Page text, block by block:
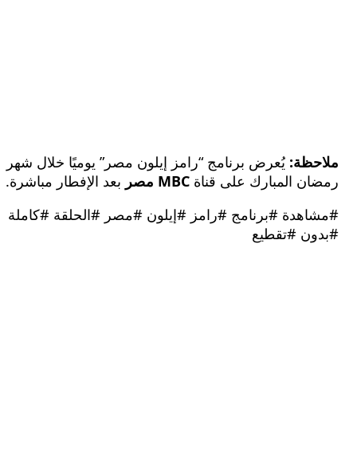
يُعرض برنامج “رامز إيلون مصر” يوميًا خلال شهر
المبارك على قناةMBC مصر
بعد الإفطار مباشرة.
#برنامج #رامز #إيلون #مصر #الحلقة #كاملة
#تقطيع